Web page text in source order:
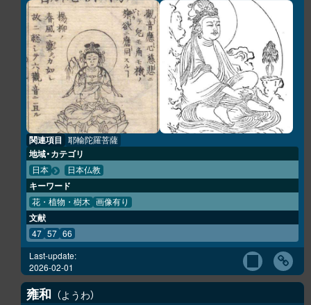
関連項目 耶輸陀羅菩薩
地域・カテゴリ
日本 日本仏教
キーワード
花・植物・樹木 画像有り
文献
47 57 66
Last-update:
2026-02-01
雍和 ようわ